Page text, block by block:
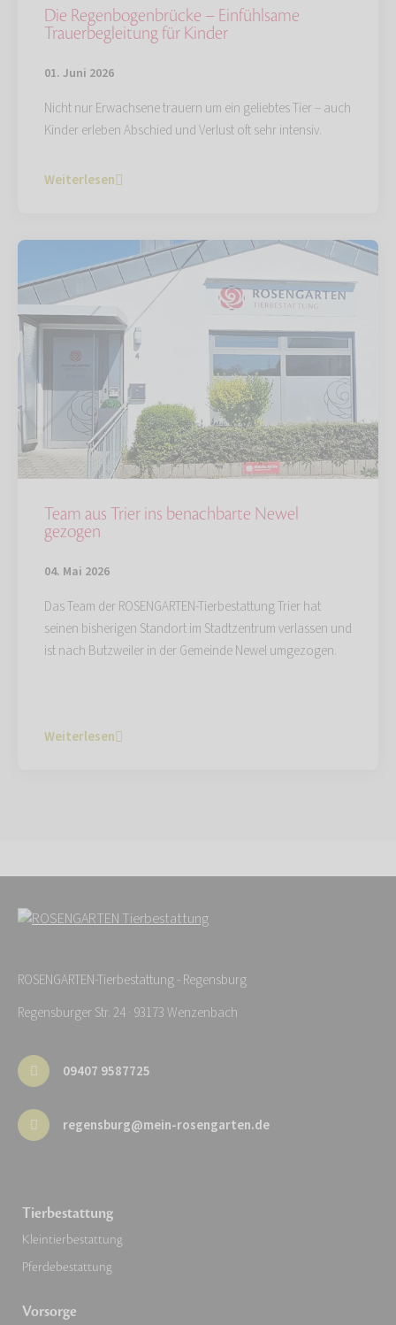
Die Regenbogenbrücke – Einfühlsame
Trauerbegleitung für Kinder
01. Juni 2026
Nicht nur Erwachsene trauern um ein geliebtes Tier – auch
Kinder erleben Abschied und Verlust oft sehr intensiv.
Weiterlesen
Team aus Trier ins benachbarte Newel
gezogen
04. Mai 2026
Das Team der ROSENGARTEN-Tierbestattung Trier hat
seinen bisherigen Standort im Stadtzentrum verlassen und
ist nach Butzweiler in der Gemeinde Newel umgezogen.
Weiterlesen
ROSENGARTEN-Tierbestattung - Regensburg
Regensburger Str. 24 · 93173 Wenzenbach
09407 9587725
regensburg@mein-rosengarten.de
Tierbestattung
Kleintierbestattung
Pferdebestattung
Vorsorge